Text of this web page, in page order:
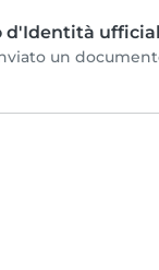
d'Identità
un